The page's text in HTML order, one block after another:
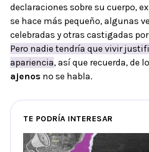
declaraciones sobre su cuerpo,
se hace más pequeño, algunas
celebradas y otras castigadas
Pero nadie tendría que vivir
apariencia, así que recuerda, de
ajenos no se habla.
TE PODRÍA INTERESAR